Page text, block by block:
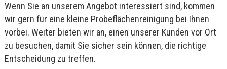
Wenn Sie an unserem Angebot interessiert sind, kommen
wir gern für eine kleine Probeflächenreinigung bei Ihnen
vorbei. Weiter bieten wir an, einen unserer Kunden vor Ort
zu besuchen, damit Sie sicher sein können, die richtige
Entscheidung zu treffen.